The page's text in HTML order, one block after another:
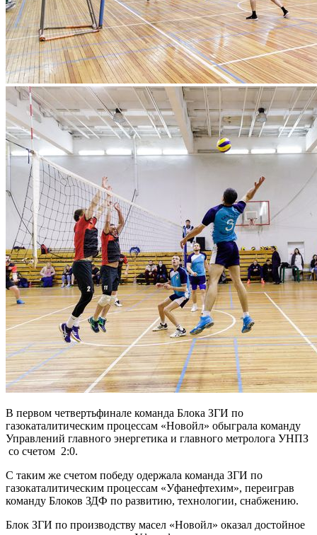
В первом четвертьфинале команда Блока ЗГИ по
газокаталитическим процессам «Новойл» обыграла команду
Управлений главного энергетика и главного метролога УНПЗ
со счетом 2:0.
С таким же счетом победу одержала команда ЗГИ по
газокаталитическим процессам «Уфанефтехим», переиграв
команду Блоков ЗДФ по развитию, технологии, снабжению.
Блок ЗГИ по производству масел «Новойл» оказал достойное